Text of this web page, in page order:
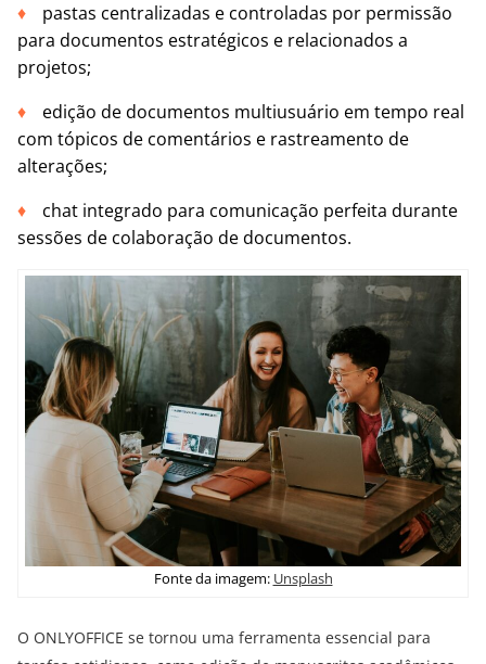
pastas centralizadas e controladas por permissão
para documentos estratégicos e relacionados a
projetos;
edição de documentos multiusuário em tempo real
com tópicos de comentários e rastreamento de
alterações;
chat integrado para comunicação perfeita durante
sessões de colaboração de documentos.
Fonte da imagem: Unsplash
O ONLYOFFICE se tornou uma ferramenta essencial para